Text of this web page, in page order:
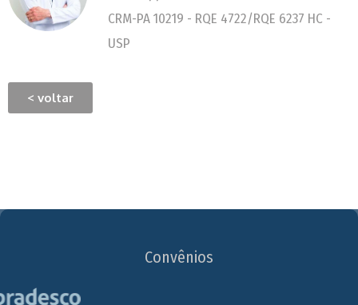
CRM-PA 10219 - RQE 4722/RQE 6237 HC -
USP
< voltar
Convênios